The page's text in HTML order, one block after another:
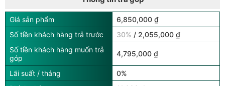
Giá sản phẩm
6,850,000 ₫
Số tiền khách hàng trả trước
30% / 2,055,000 ₫
Số tiền khách hàng muốn trả
góp
4,795,000 ₫
Lãi suất / tháng
0%